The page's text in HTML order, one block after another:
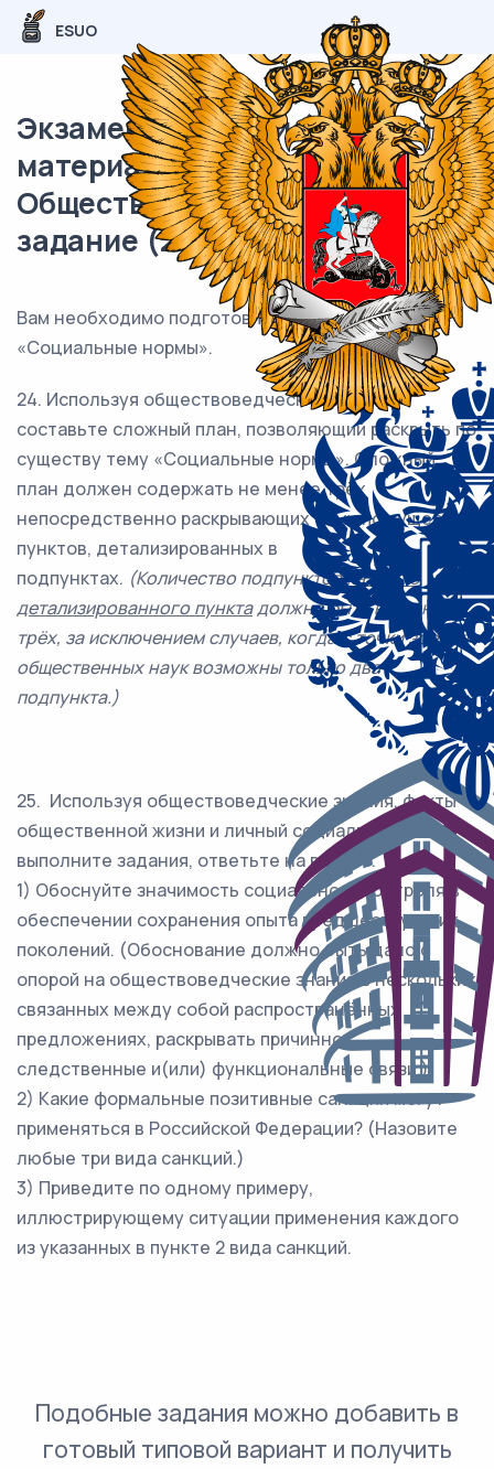
ESUO
Экзаменационный (типовой)
материал ЕГЭ /
Обществознание / 24-25
задание (24) / 63
Вам необходимо подготовить доклад по теме
«Социальные нормы».
24. Используя обществоведческие знания,
составьте сложный план, позволяющий раскрыть по
существу тему «Социальные нормы». Сложный
план должен содержать не менее трёх
непосредственно раскрывающих тему по существу
пунктов, детализированных в
подпунктах. (Количество подпунктовкаждого
детализированного пунктадолжно быть не менее
трёх, за исключением случаев, когда с точки зрения
общественных наук возможны только два
подпункта.)
25. Используя обществоведческие знания, факты
общественной жизни и личный социальный опыт,
выполните задания, ответьте на вопрос.
1) Обоснуйте значимость социального контроля в
обеспечении сохранения опыта предшествующих
поколений. (Обоснование должно быть дано с
опорой на обществоведческие знания в нескольких
связанных между собой распространённых
предложениях, раскрывать причинно-
следственные и(или) функциональные связи.)
2) Какие формальные позитивные санкции могут
применяться в Российской Федерации? (Назовите
любые три вида санкций.)
3) Приведите по одному примеру,
иллюстрирующему ситуации применения каждого
из указанных в пункте 2 вида санкций.
Подобные задания можно добавить в
готовый типовой вариант и получить